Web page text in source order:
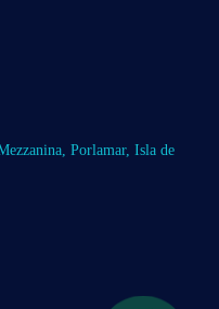
Porlamar, Isla de